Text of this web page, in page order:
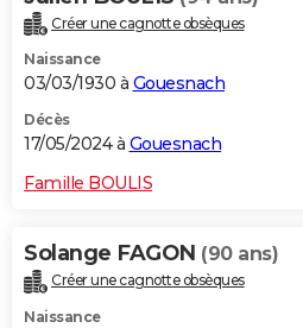
Créer une cagnotte obsèques
Naissance
03/03/1930 à Gouesnach
Décès
17/05/2024 à Gouesnach
Famille BOULIS
Solange FAGON (90 ans)
Créer une cagnotte obsèques
Naissance